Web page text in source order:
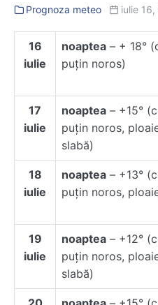
Prognoza meteo iulie 16,
16
iulie
noaptea – + 18°
puţin noros)
17
iulie
noaptea – +15°
puţin noros,
slabă)
18
iulie
noaptea – +13°
puţin noros,
19
iulie
noaptea – +12°
puţin noros,
slabă)